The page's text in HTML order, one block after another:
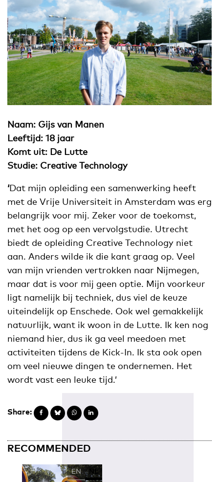
Naam: Gijs van Manen
Leeftijd: 18 jaar
Komt uit: De Lutte
Studie: Creative Technology
‘Dat mijn opleiding een samenwerking heeft
met de Vrije Universiteit in Amsterdam was erg
belangrijk voor mij. Zeker voor de toekomst,
met het oog op een vervolgstudie. Utrecht
biedt de opleiding Creative Technology niet
aan. Anders wilde ik die kant graag op. Veel
van mijn vrienden vertrokken naar Nijmegen,
maar dat is voor mij geen optie. Mijn voorkeur
ligt namelijk bij techniek, dus viel de keuze
uiteindelijk op Enschede. Ook wel gemakkelijk
natuurlijk, want ik woon in de Lutte. Ik ken nog
niemand hier, dus ik ga veel meedoen met
activiteiten tijdens de Kick-In. Ik sta ook open
om veel nieuwe dingen te ondernemen. Het
wordt vast een leuke tijd.’
Share:
RECOMMENDED
EN NL